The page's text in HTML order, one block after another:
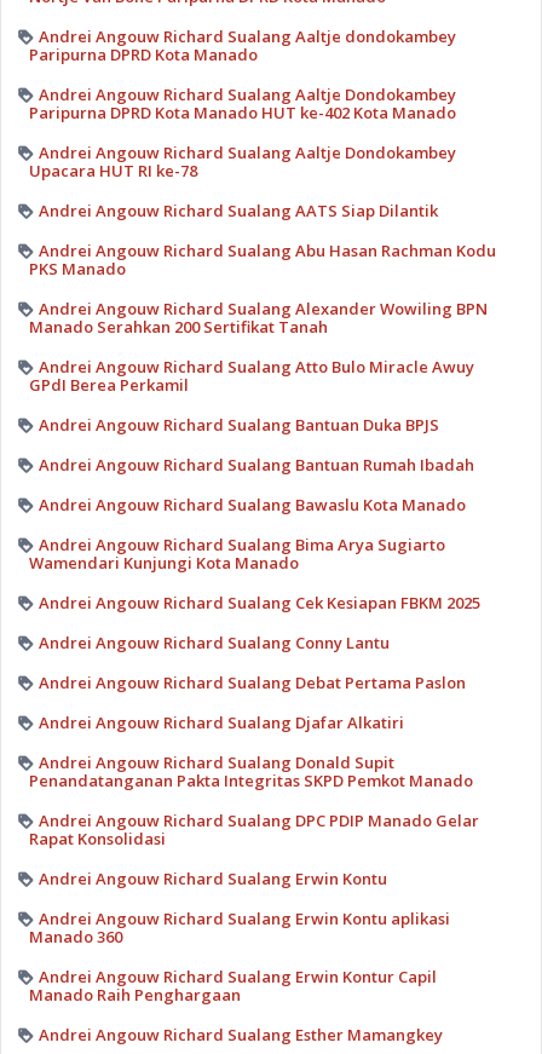
Andrei Angouw Richard Sualang Aaltje dondokambey
Paripurna DPRD Kota Manado
Andrei Angouw Richard Sualang Aaltje Dondokambey
Paripurna DPRD Kota Manado HUT ke-402 Kota Manado
Andrei Angouw Richard Sualang Aaltje Dondokambey
Upacara HUT RI ke-78
Andrei Angouw Richard Sualang AATS Siap Dilantik
Andrei Angouw Richard Sualang Abu Hasan Rachman Kodu
PKS Manado
Andrei Angouw Richard Sualang Alexander Wowiling BPN
Manado Serahkan 200 Sertifikat Tanah
Andrei Angouw Richard Sualang Atto Bulo Miracle Awuy
GPdI Berea Perkamil
Andrei Angouw Richard Sualang Bantuan Duka BPJS
Andrei Angouw Richard Sualang Bantuan Rumah Ibadah
Andrei Angouw Richard Sualang Bawaslu Kota Manado
Andrei Angouw Richard Sualang Bima Arya Sugiarto
Wamendari Kunjungi Kota Manado
Andrei Angouw Richard Sualang Cek Kesiapan FBKM 2025
Andrei Angouw Richard Sualang Conny Lantu
Andrei Angouw Richard Sualang Debat Pertama Paslon
Andrei Angouw Richard Sualang Djafar Alkatiri
Andrei Angouw Richard Sualang Donald Supit
Penandatanganan Pakta Integritas SKPD Pemkot Manado
Andrei Angouw Richard Sualang DPC PDIP Manado Gelar
Rapat Konsolidasi
Andrei Angouw Richard Sualang Erwin Kontu
Andrei Angouw Richard Sualang Erwin Kontu aplikasi
Manado 360
Andrei Angouw Richard Sualang Erwin Kontur Capil
Manado Raih Penghargaan
Andrei Angouw Richard Sualang Esther Mamangkey